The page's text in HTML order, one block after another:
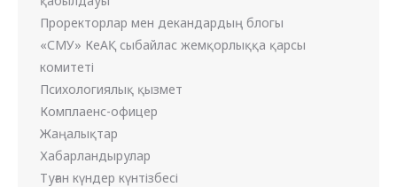
Проректорлар мен декандардың блогы
«СМУ» КеАҚ сыбайлас жемқорлыққа қарсы
комитеті
Психологиялық қызмет
Комплаенс-офицер
Жаңалықтар
Хабарландырулар
Туған күндер күнтізбесі